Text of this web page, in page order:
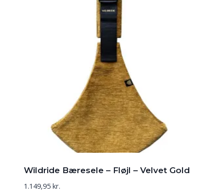
Wildride Bæresele – Fløjl – Velvet Gold
1.149,95 kr.